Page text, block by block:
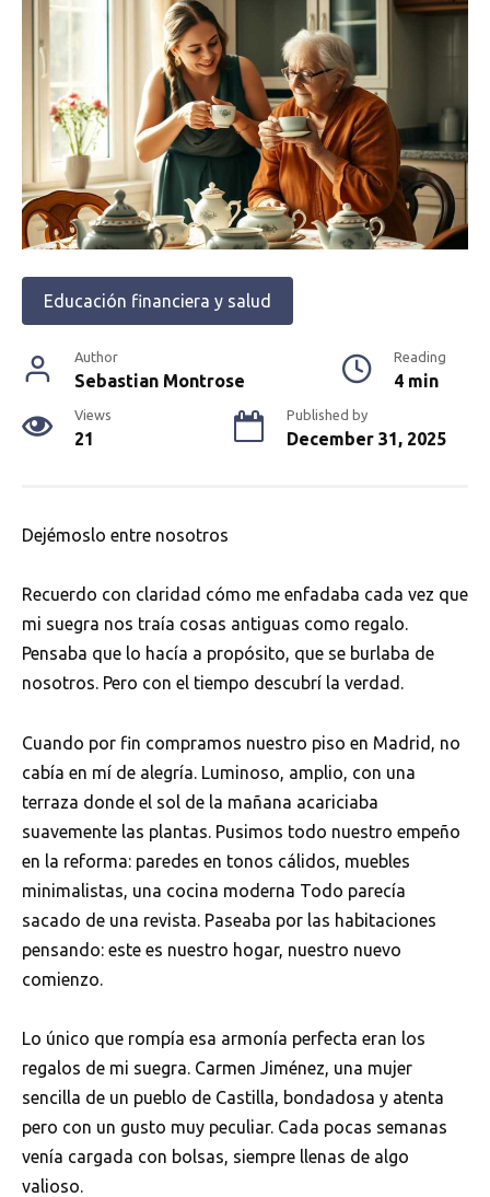
Educación financiera y salud
Author
Sebastian Montrose
Reading
4 min
Views
21
Published by
December 31, 2025
Dejémoslo entre nosotros
Recuerdo con claridad cómo me enfadaba cada vez que
mi suegra nos traía cosas antiguas como regalo.
Pensaba que lo hacía a propósito, que se burlaba de
nosotros. Pero con el tiempo descubrí la verdad.
Cuando por fin compramos nuestro piso en Madrid, no
cabía en mí de alegría. Luminoso, amplio, con una
terraza donde el sol de la mañana acariciaba
suavemente las plantas. Pusimos todo nuestro empeño
en la reforma: paredes en tonos cálidos, muebles
minimalistas, una cocina moderna Todo parecía
sacado de una revista. Paseaba por las habitaciones
pensando: este es nuestro hogar, nuestro nuevo
comienzo.
Lo único que rompía esa armonía perfecta eran los
regalos de mi suegra. Carmen Jiménez, una mujer
sencilla de un pueblo de Castilla, bondadosa y atenta
pero con un gusto muy peculiar. Cada pocas semanas
venía cargada con bolsas, siempre llenas de algo
valioso.